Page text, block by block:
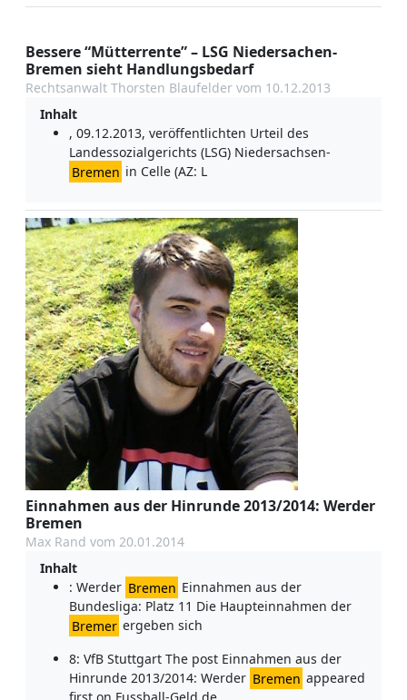
Bessere “Mütterrente” – LSG Niedersachen-
Bremen sieht Handlungsbedarf
Rechtsanwalt Thorsten Blaufelder vom 10.12.2013
Inhalt
, 09.12.2013, veröffentlichten Urteil des
Landessozialgerichts (LSG) Niedersachsen-
Bremen in Celle (AZ: L
Einnahmen aus der Hinrunde 2013/2014: Werder
Bremen
Max Rand vom 20.01.2014
Inhalt
: Werder Bremen Einnahmen aus der
Bundesliga: Platz 11 Die Haupteinnahmen der
Bremer ergeben sich
8: VfB Stuttgart The post Einnahmen aus der
Hinrunde 2013/2014: Werder Bremen appeared